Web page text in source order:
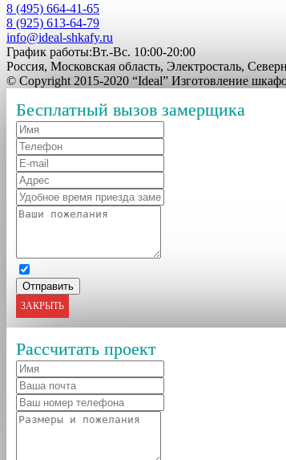
8 (495) 664-41-65
8 (925) 613-64-79
info@ideal-shkafy.ru
График работы:Вт.-Вс. 10:00-20:00
Россия, Московская область, Электросталь,
© Copyright 2015-2020 “Ideal” Изготовление
Бесплатный вызов замерщика
ЗАКРЫТЬ
Рассчитать проект